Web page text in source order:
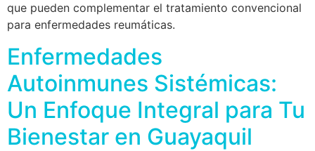
que pueden complementar el tratamiento convencional
para enfermedades reumáticas.
Enfermedades
Autoinmunes Sistémicas:
Un Enfoque Integral para Tu
Bienestar en Guayaquil